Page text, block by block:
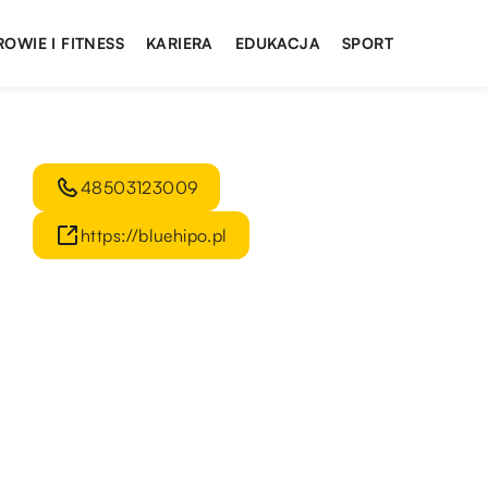
I FITNESS KARIERA EDUKACJA SPORT
48503123009
https://bluehipo.pl